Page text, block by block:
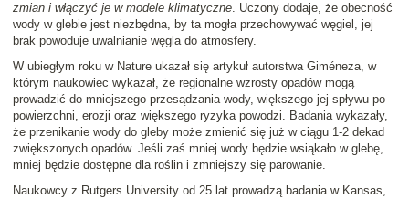
zmian i włączyć je w modele klimatyczne. Uczony dodaje, że obecność
wody w glebie jest niezbędna, by ta mogła przechowywać węgiel, jej
brak powoduje uwalnianie węgla do atmosfery.
W ubiegłym roku w Nature ukazał się artykuł autorstwa Giméneza, w
którym naukowiec wykazał, że regionalne wzrosty opadów mogą
prowadzić do mniejszego przesądzania wody, większego jej spływu po
powierzchni, erozji oraz większego ryzyka powodzi. Badania wykazały,
że przenikanie wody do gleby może zmienić się już w ciągu 1-2 dekad
zwiększonych opadów. Jeśli zaś mniej wody będzie wsiąkało w glebę,
mniej będzie dostępne dla roślin i zmniejszy się parowanie.
Naukowcy z Rutgers University od 25 lat prowadzą badania w Kansas,